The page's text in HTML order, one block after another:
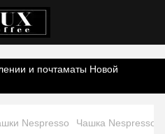
и почтаматы Новой
Nespresso Чашка Nespresso